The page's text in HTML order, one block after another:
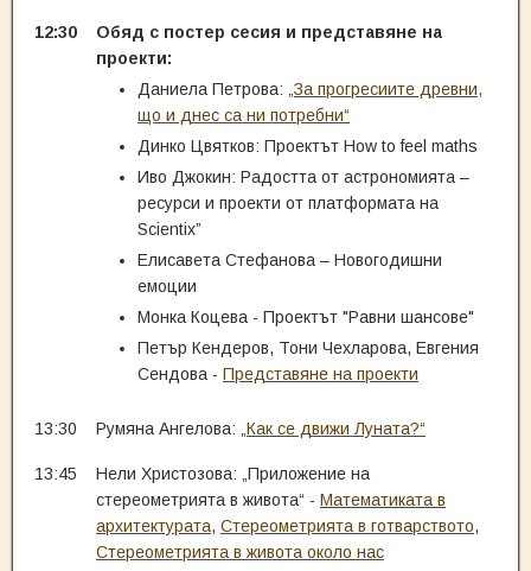
12:30
Обяд с постер сесия и представяне на
проекти:
Даниела Петрова:
„За прогресиите древни,
що и днес са ни потребни“
Динко Цвятков: Проектът How to feel maths
Иво Джокин: Радостта от астрономията –
ресурси и проекти от платформата на
Scientix”
Елисавета Стефанова – Новогодишни
емоции
Монка Коцева - Проектът "Равни шансове"
Петър Кендеров, Тони Чехларова, Евгения
Сендова - Представяне на проекти
13:30 Румяна Ангелова: „Как се движи Луната?“
13:45
Нели Христозова: „Приложение на
стереометрията в живота“ - Математиката в
архитектурата, Стереометрията в готварството,
Стереометрията в живота около нас